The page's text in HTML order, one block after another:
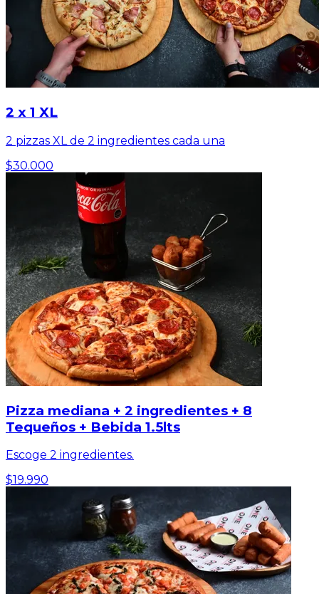
2 x 1 XL
2 pizzas XL de 2 ingredientes cada una
$30.000
Pizza mediana + 2 ingredientes + 8
Tequeños + Bebida 1.5lts
Escoge 2 ingredientes.
$19.990